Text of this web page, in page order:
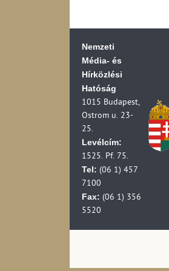
Nemzeti
Média- és
Hírközlési
Hatóság
1015 Budapest,
Ostrom u. 23-
25.
Levélcím:
1525. Pf. 75.
Tel: (06 1) 457
7100
Fax: (06 1) 356
5520